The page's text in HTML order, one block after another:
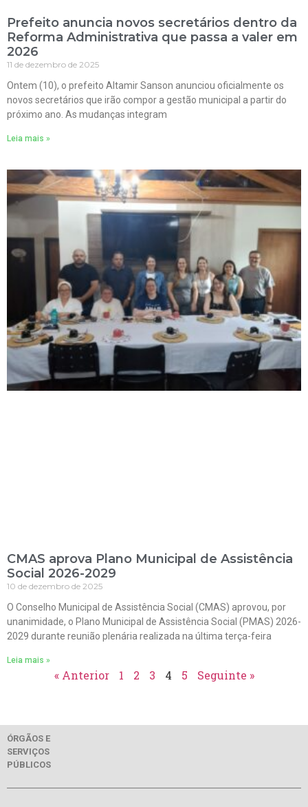
Prefeito anuncia novos secretários dentro da
Reforma Administrativa que passa a valer em
2026
11 de dezembro de 2025
Ontem (10), o prefeito Altamir Sanson anunciou oficialmente os
novos secretários que irão compor a gestão municipal a partir do
próximo ano. As mudanças integram
Leia mais »
CMAS aprova Plano Municipal de Assistência
Social 2026-2029
10 de dezembro de 2025
O Conselho Municipal de Assistência Social (CMAS) aprovou, por
unanimidade, o Plano Municipal de Assistência Social (PMAS) 2026-
2029 durante reunião plenária realizada na última terça-feira
Leia mais »
« Anterior 1 2 3 4 5 Seguinte »
ÓRGÃOS E
SERVIÇOS
PÚBLICOS